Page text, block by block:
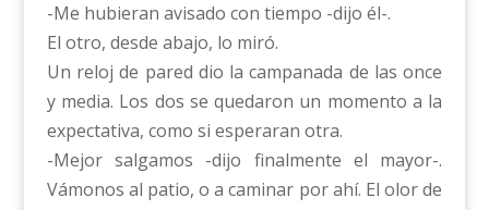
-Me hubieran avisado con tiempo -dijo él-.
El otro, desde abajo, lo miró.
Un reloj de pared dio la campanada de las once
y media. Los dos se quedaron un momento a la
expectativa, como si esperaran otra.
-Mejor salgamos -dijo finalmente el mayor-.
Vámonos al patio, o a caminar por ahí. El olor de